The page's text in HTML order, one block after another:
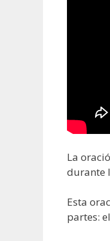
La
durante
Esta
partes: